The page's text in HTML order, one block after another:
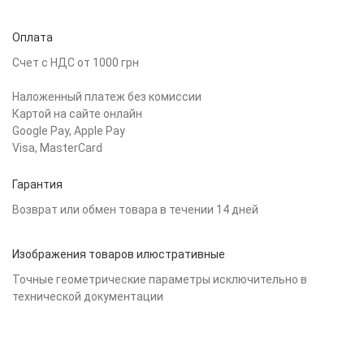
Оплата
Счет с НДС от 1000 грн
Наложенный платеж без комиссии
Картой на сайте онлайн
Google Pay, Apple Pay
Visa, MasterCard
Гарантия
Возврат или обмен товара в течении 14 дней
Изображения товаров илюстративные
Точные геометрические параметры исключительно в
технической документации